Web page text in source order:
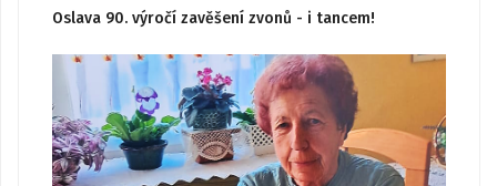
Oslava 90. výročí zavěšení zvonů - i tancem!